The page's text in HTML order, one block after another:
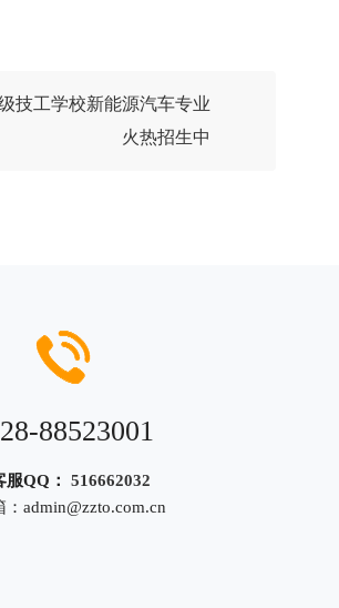
技工学校新能源汽车专业
火热招生中
88523001
服QQ： 516662032
admin@zzto.com.cn